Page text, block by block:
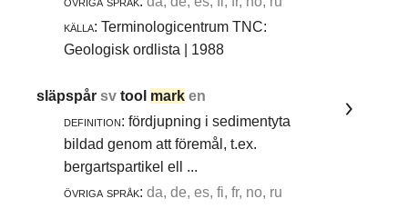
källa: Terminologicentrum TNC:
Geologisk ordlista | 1988
släpspårsvtool mark en
definition: fördjupning i sedimentyta
bildad genom att föremål, t.ex.
bergartspartikel ell ...
övriga språk: da, de, es, fi, fr, no, ru